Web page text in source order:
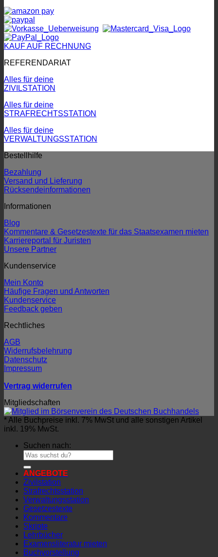
KAUF AUF RECHNUNG
REFERENDARIAT
Alles für deine
ZIVILSTATION
Alles für deine
STRAFRECHTSSTATION
Alles für deine
VERWALTUNGSSTATION
Bestellhilfe
Bezahlung
Versand und Lieferung
Rücksendeinformationen
Informationen
Blog
Kommentare & Gesetzestexte für das Staatsexamen mieten
Karriereportal für Juristen
Unsere Partner
Kundenservice
Mein Konto
Häufige Fragen und Antworten
Kundenservice
Feedback geben
Rechtliches
AGB
Widerrufsbelehrung
Datenschutz
Impressum
Vertrag widerrufen
Mitgliedschaften
* Alle Buchpreise inkl. 7% MwSt und alle sonstigen Artikel
inkl. 19% MwSt.
Suchen nach:
ANGEBOTE
Zivilstation
Strafrechtsstation
Verwaltungsstation
Gesetzestexte
Kommentare
Skripte
Lehrbücher
Examensliteratur mieten
Buchvorstellung